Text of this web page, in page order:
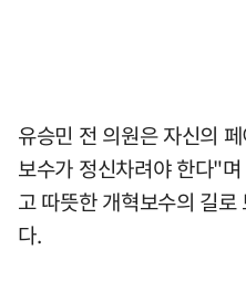
유승민 전 의원은 자신의
보수가 정신차려야 한다"
고 따뜻한 개혁보수의 길
다.